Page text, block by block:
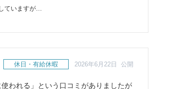
ていますが…
休日・有給休暇 2026年6月22日 公開
われる」という口コミがありましたが